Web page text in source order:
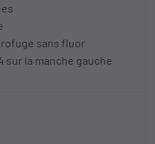
sans fluor
sur la manche gauche